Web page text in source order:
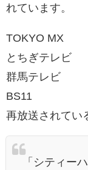
れています。
TOKYO MX
とちぎテレビ
群馬テレビ
BS11
再放送されてい
「シティー